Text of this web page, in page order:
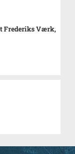
Frederiks Værk,